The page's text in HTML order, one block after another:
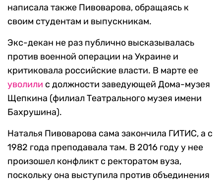
написала также Пивоварова, обращаясь к
своим студентам и выпускникам.
Экс-декан не раз публично высказывалась
против военной операции на Украине и
критиковала российские власти. В марте ее
уволили с должности заведующей Дома-музея
Щепкина (филиал Театрального музея имени
Бахрушина).
Наталья Пивоварова сама закончила ГИТИС, а с
1982 года преподавала там. В 2016 году у нее
произошел конфликт с ректоратом вуза,
поскольку она выступила против объединения